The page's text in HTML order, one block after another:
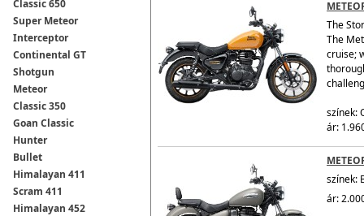
Classic 650
Super Meteor
Interceptor
Continental GT
Shotgun
Meteor
Classic 350
Goan Classic
Hunter
Bullet
Himalayan 411
Scram 411
Himalayan 452
The
The
cruise;
színek:
ár:
színek:
ár: